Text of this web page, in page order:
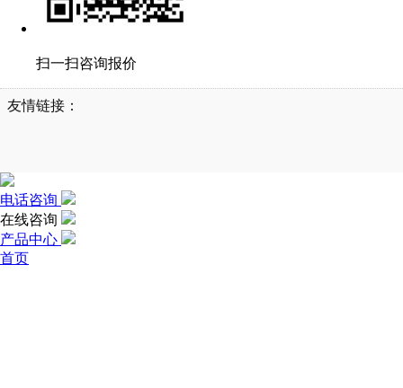
扫一扫咨询报价
友情链接：
电话咨询
在线咨询
产品中心
首页